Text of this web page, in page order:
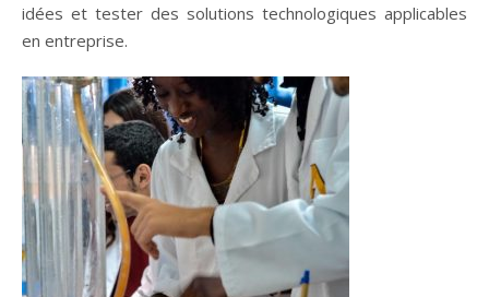
idées et tester des solutions technologiques applicables
en entreprise.